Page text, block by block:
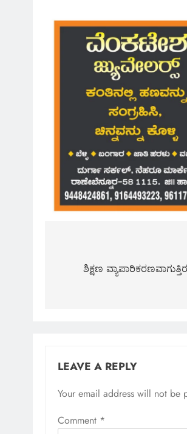
navigation
ಶಿಕ್ಷಣ
LEAVE A REPLY
Your email address will not be
Comment *